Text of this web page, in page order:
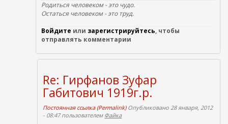
Родиться человеком - это чудо.
Остаться человеком - это труд.
Войдите или зарегистрируйтесь, чтобы
отправлять комментарии
Re: Гирфанов Зуфар
Габитович 1919г.р.
Постоянная ссылка (Permalink)Опубликовано 28 января, 2012
- 08:47 пользователем Файка